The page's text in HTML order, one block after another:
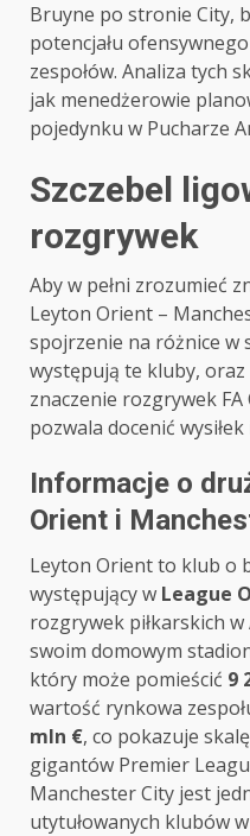
Bruyne po stronie City,
potencjału
zespołów. Analiza tych
jak menedżerowie
pojedynku w Pucharze
Szczebel
rozgrywek
Aby w pełni zrozumieć
Leyton Orient –
spojrzenie na różnice w
występują te kluby,
znaczenie rozgrywek
pozwala docenić
Informacje o
Orient i
Leyton Orient to klub o
występujący w League
rozgrywek piłkarskich
swoim domowym
który może pomieścić 9
wartość rynkowa
mln €, co pokazuje
gigantów Premier
Manchester City jest
utytułowanych klubów